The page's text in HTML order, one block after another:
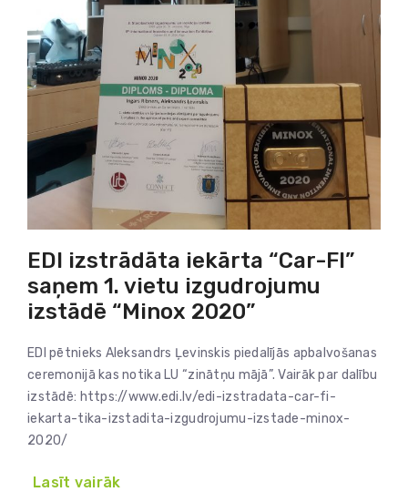
EDI izstrādāta iekārta “Car-FI”
saņem 1. vietu izgudrojumu
izstādē “Minox 2020”
EDI pētnieks Aleksandrs Ļevinskis piedalījās apbalvošanas
ceremonijā kas notika LU “zinātņu mājā”. Vairāk par dalību
izstādē: https://www.edi.lv/edi-izstradata-car-fi-
iekarta-tika-izstadita-izgudrojumu-izstade-minox-
2020/
Lasīt vairāk